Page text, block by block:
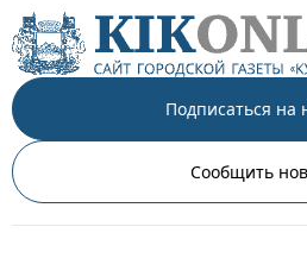
Подписаться на
Сообщить